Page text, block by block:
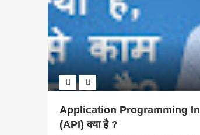
Application Programming
(API) क्या है ?